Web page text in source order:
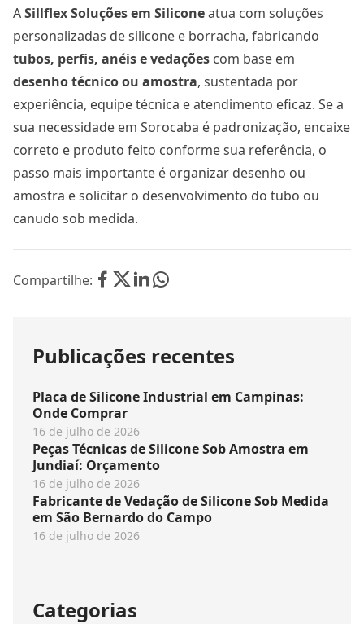
ASillflex Soluções em Siliconeatua com soluções
personalizadas de silicone e borracha, fabricando
tubos, perfis, anéis e vedações com base em
desenho técnico ou amostra, sustentada por
experiência, equipe técnica e atendimento eficaz. Se a
sua necessidade em Sorocaba é padronização, encaixe
correto e produto feito conforme sua referência, o
passo mais importante é organizar desenho ou
amostra e solicitar o desenvolvimento do tubo ou
canudo sob medida.
Compartilhe:
Publicações recentes
Placa de Silicone Industrial em Campinas:
Onde Comprar
16 de julho de 2026
Peças Técnicas de Silicone Sob Amostra em
Jundiaí: Orçamento
16 de julho de 2026
Fabricante de Vedação de Silicone Sob Medida
em São Bernardo do Campo
16 de julho de 2026
Categorias